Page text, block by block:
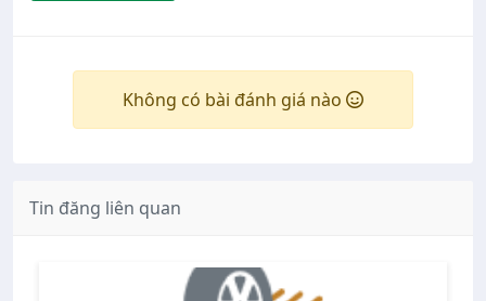
Không có bài đánh giá nào
Tin đăng liên quan